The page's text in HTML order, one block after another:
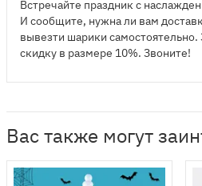
Встречайте праздник с
И сообщите, нужна ли вам
вывезти шарики
скидку в размере 10%. Звоните!
Вас также могут